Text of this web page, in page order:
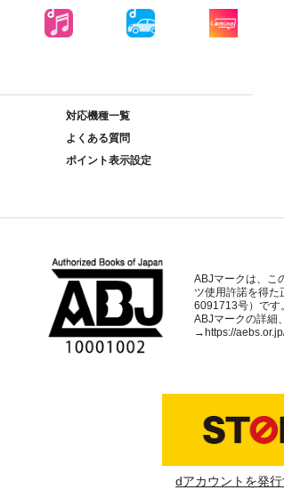
対応機種一覧
よくある質問
ポイント表示設定
ABJマークは、こ
ツ使用許諾を得た
6091713号）です。
ABJマークの詳細
→https://
dアカウントを発行